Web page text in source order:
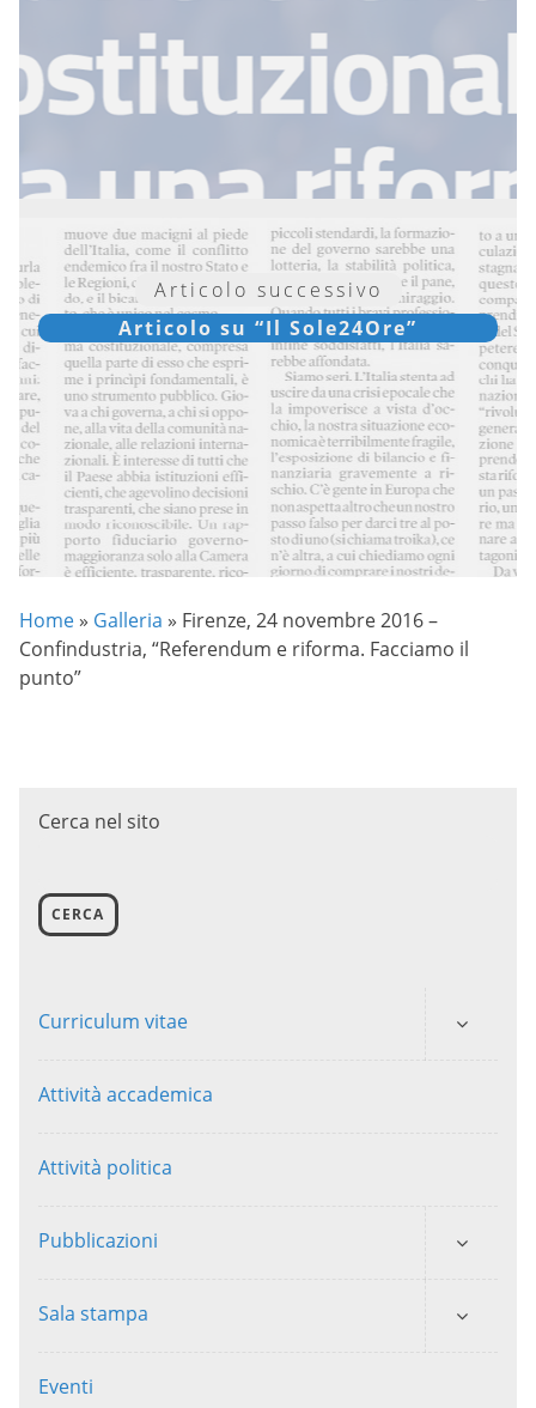
Articolo successivo
Articolo su “Il Sole24Ore”
Home » Galleria » Firenze, 24 novembre 2016 –
Confindustria, “Referendum e riforma. Facciamo il
punto”
Cerca nel sito
CERCA
Curriculum vitae
Attività accademica
Attività politica
Pubblicazioni
Sala stampa
Eventi